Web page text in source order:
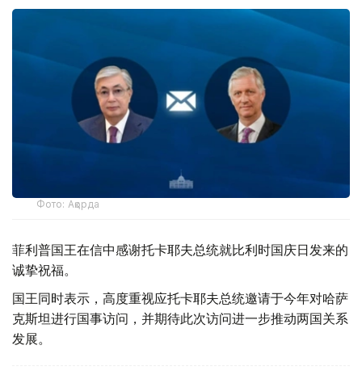
Фото: Ақорда
菲利普国王在信中感谢托卡耶夫总统就比利时国庆日发来的
诚挚祝福。
国王同时表示，高度重视应托卡耶夫总统邀请于今年对哈萨
克斯坦进行国事访问，并期待此次访问进一步推动两国关系
发展。